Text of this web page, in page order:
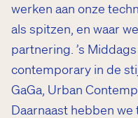
werken aan onze
als spitzen, en waar
partnering. ’s
contemporary in de
GaGa, Urban
Daarnaast hebben